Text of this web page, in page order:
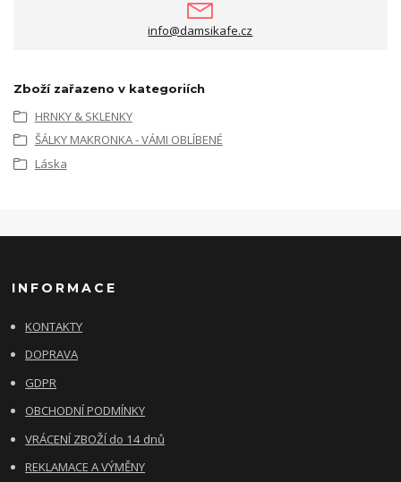
info@damsikafe.cz
Zboží zařazeno v kategoriích
HRNKY & SKLENKY
ŠÁLKY MAKRONKA - VÁMI OBLÍBENÉ
Láska
INFORMACE
KONTAKTY
DOPRAVA
GDPR
OBCHODNÍ PODMÍNKY
VRÁCENÍ ZBOŽÍ do 14 dnů
REKLAMACE A VÝMĚNY